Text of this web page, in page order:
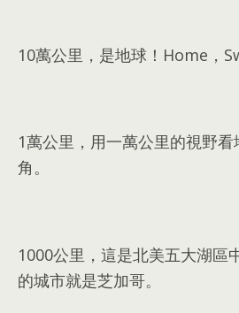
10萬公里 ， 是地球！Home ，
1萬公里 ， 用一萬公里的視野看
角。
1000公里 ， 這是北美五大湖區
的城市就是芝加哥。